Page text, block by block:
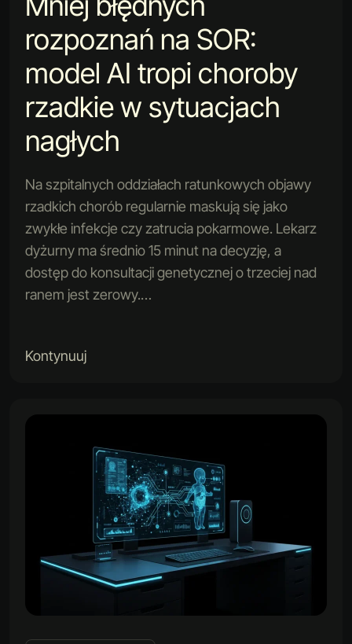
rozpoznań na SOR:
model AI tropi choroby
rzadkie w sytuacjach
nagłych
Na szpitalnych oddziałach ratunkowych objawy
rzadkich chorób regularnie maskują się jako
zwykłe infekcje czy zatrucia pokarmowe. Lekarz
dyżurny ma średnio 15 minut na decyzję, a
dostęp do konsultacji genetycznej o trzeciej nad
ranem jest zerowy.…
Kontynuuj